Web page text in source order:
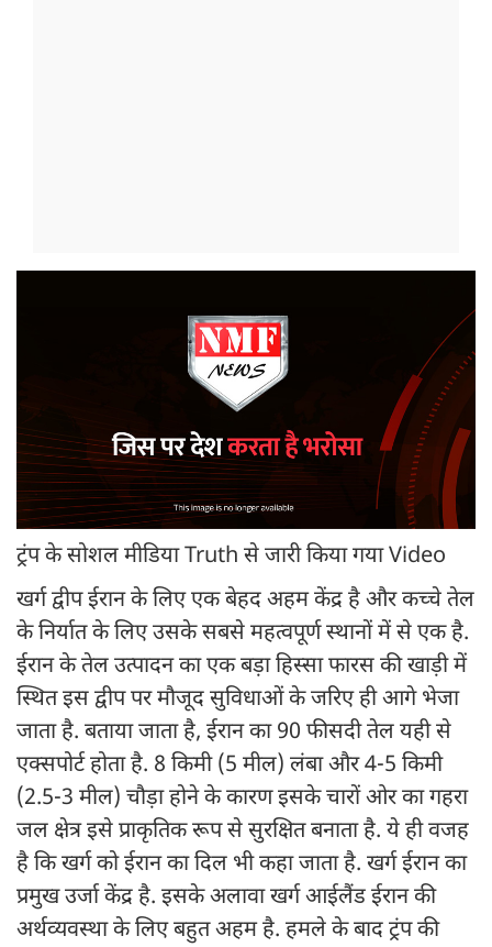
ट्रंप के सोशल मीडिया Truth से जारी किया गया Video
खर्ग द्वीप ईरान के लिए एक बेहद अहम केंद्र है और कच्चे तेल
के निर्यात के लिए उसके सबसे महत्वपूर्ण स्थानों में से एक है.
ईरान के तेल उत्पादन का एक बड़ा हिस्सा फारस की खाड़ी में
स्थित इस द्वीप पर मौजूद सुविधाओं के जरिए ही आगे भेजा
जाता है. बताया जाता है, ईरान का 90 फीसदी तेल यही से
एक्सपोर्ट होता है. 8 किमी (5 मील) लंबा और 4-5 किमी
(2.5-3 मील) चौड़ा होने के कारण इसके चारों ओर का गहरा
जल क्षेत्र इसे प्राकृतिक रूप से सुरक्षित बनाता है. ये ही वजह
है कि खर्ग को ईरान का दिल भी कहा जाता है. खर्ग ईरान का
प्रमुख उर्जा केंद्र है. इसके अलावा खर्ग आईलैंड ईरान की
अर्थव्यवस्था के लिए बहुत अहम है. हमले के बाद ट्रंप की